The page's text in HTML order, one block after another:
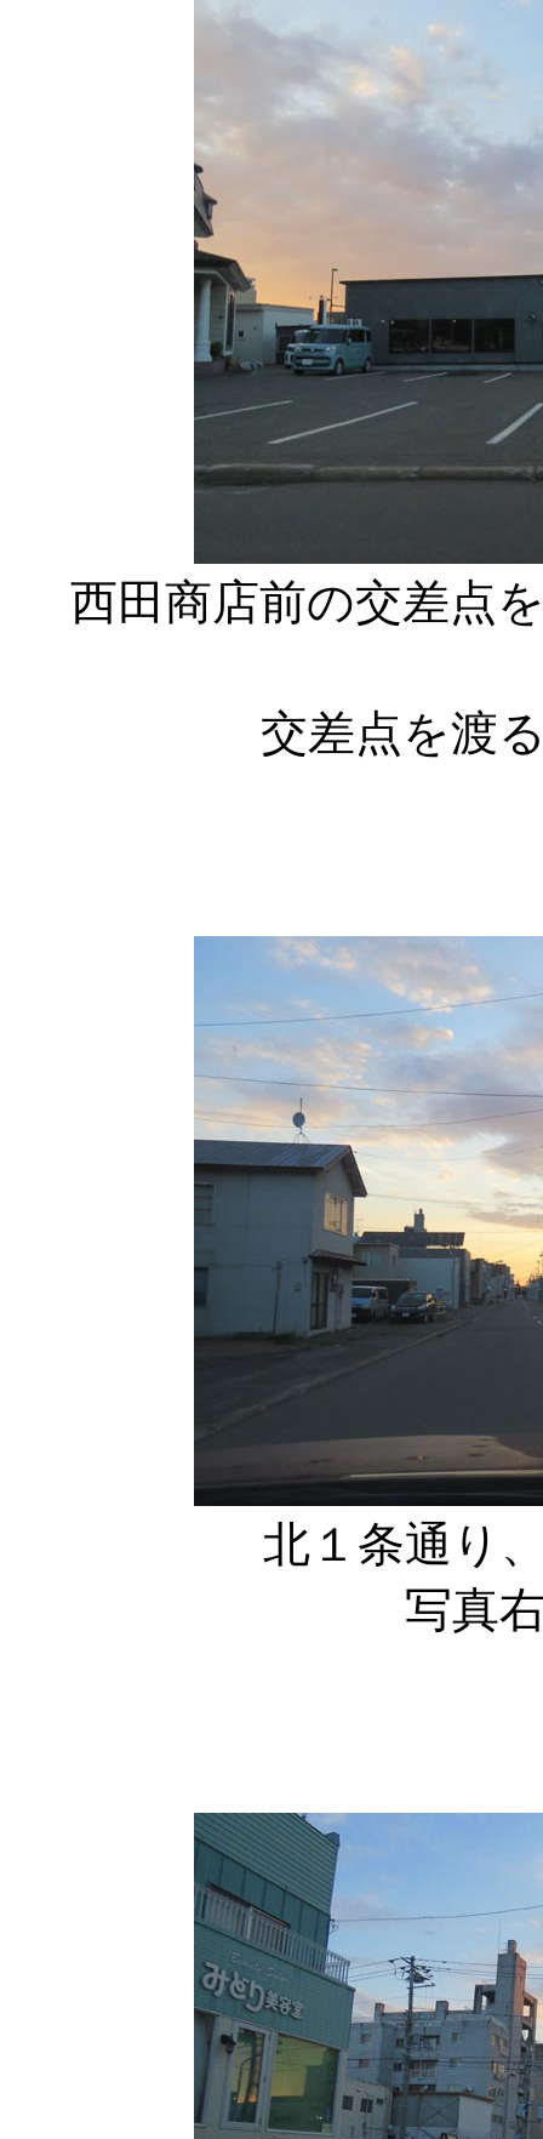
西田商店前の交差点
交差点を渡
北１条通り
写真